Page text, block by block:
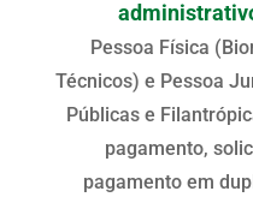
Pessoa Física
Técnicos) e Pessoa
Públicas e
pagamento,
pagamento em